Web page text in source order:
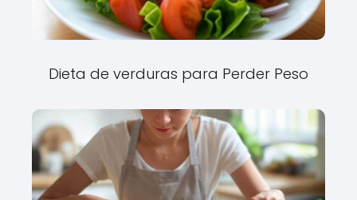
Dieta de verduras para Perder Peso